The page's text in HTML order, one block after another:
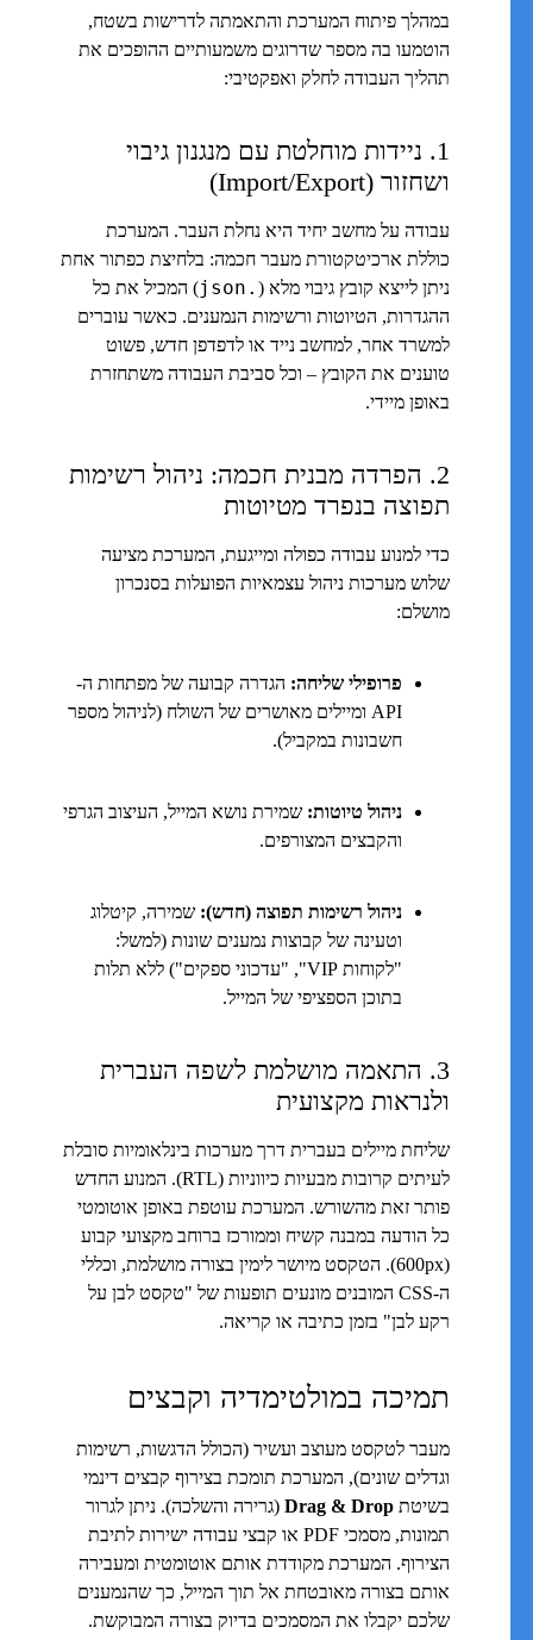
במהלך פיתוח המערכת והתאמתה לדרישות בשטח,
הוטמעו בה מספר שדרוגים משמעותיים ההופכים את
תהליך העבודה לחלק ואפקטיבי:
1. ניידות מוחלטת עם מנגנון גיבוי
ושחזור (Import/Export)
עבודה על מחשב יחיד היא נחלת העבר. המערכת
כוללת ארכיטקטורת מעבר חכמה: בלחיצת כפתור אחת
ניתן לייצא קובץ גיבוי מלא ( .json
) המכיל את כל
ההגדרות, הטיוטות ורשימות הנמענים. כאשר עוברים
למשרד אחר, למחשב נייד או לדפדפן חדש, פשוט
טוענים את הקובץ – וכל סביבת העבודה משתחזרת
באופן מיידי.
2. הפרדה מבנית חכמה: ניהול רשימות
תפוצה בנפרד מטיוטות
כדי למנוע עבודה כפולה ומייגעת, המערכת מציעה
שלוש מערכות ניהול עצמאיות הפועלות בסנכרון
מושלם:
פרופילי שליחה: הגדרה קבועה של מפתחות ה-
API ומיילים מאושרים של השולח (לניהול מספר
חשבונות במקביל).
ניהול טיוטות: שמירת נושא המייל, העיצוב הגרפי
והקבצים המצורפים.
ניהול רשימות תפוצה (חדש): שמירה, קיטלוג
וטעינה של קבוצות נמענים שונות (למשל:
"לקוחות VIP", "עדכוני ספקים") ללא תלות
בתוכן הספציפי של המייל.
3. התאמה מושלמת לשפה העברית
ולנראות מקצועית
שליחת מיילים בעברית דרך מערכות בינלאומיות סובלת
לעיתים קרובות מבעיות כיווניות (RTL). המנוע החדש
פותר זאת מהשורש. המערכת עוטפת באופן אוטומטי
כל הודעה במבנה קשיח וממורכז ברוחב מקצועי קבוע
(600px). הטקסט מיושר לימין בצורה מושלמת, וכללי
ה-CSS המובנים מונעים תופעות של "טקסט לבן על
רקע לבן" בזמן כתיבה או קריאה.
תמיכה במולטימדיה וקבצים
מעבר לטקסט מעוצב ועשיר (הכולל הדגשות, רשימות
וגדלים שונים), המערכת תומכת בצירוף קבצים דינמי
בשיטת Drag & Drop (גרירה והשלכה). ניתן לגרור
תמונות, מסמכי PDF או קבצי עבודה ישירות לתיבת
הצירוף. המערכת מקודדת אותם אוטומטית ומעבירה
אותם בצורה מאובטחת אל תוך המייל, כך שהנמענים
שלכם יקבלו את המסמכים בדיוק בצורה המבוקשת.